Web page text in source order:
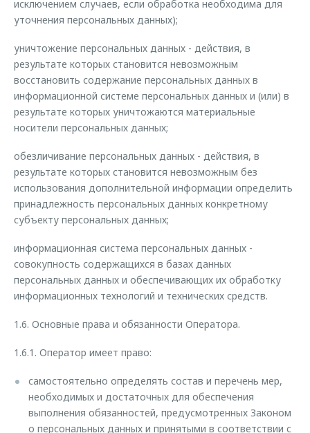
исключением случаев, если обработка необходима для
уточнения персональных данных);
уничтожение персональных данных - действия, в
результате которых становится невозможным
восстановить содержание персональных данных в
информационной системе персональных данных и (или) в
результате которых уничтожаются материальные
носители персональных данных;
обезличивание персональных данных - действия, в
результате которых становится невозможным без
использования дополнительной информации определить
принадлежность персональных данных конкретному
субъекту персональных данных;
информационная система персональных данных -
совокупность содержащихся в базах данных
персональных данных и обеспечивающих их обработку
информационных технологий и технических средств.
1.6. Основные права и обязанности Оператора.
1.6.1. Оператор имеет право:
самостоятельно определять состав и перечень мер,
необходимых и достаточных для обеспечения
выполнения обязанностей, предусмотренных Законом
о персональных данных и принятыми в соответствии с